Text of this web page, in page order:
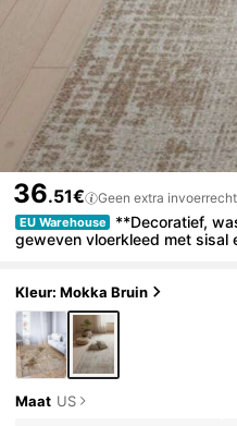
36.51€ Geen extra
EU Warehouse
**Decoratief,
geweven vloerkleed met
Kleur: Mokka Bruin
Maat US